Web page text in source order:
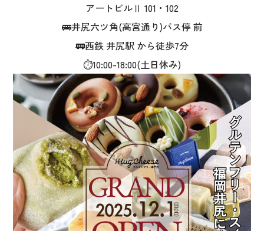
アートビルⅡ 101・102
🚌井尻六ツ角(高宮通り)バス停 前
🚃西鉄 井尻駅 から徒歩7分
⏱10:00-18:00(土日休み)